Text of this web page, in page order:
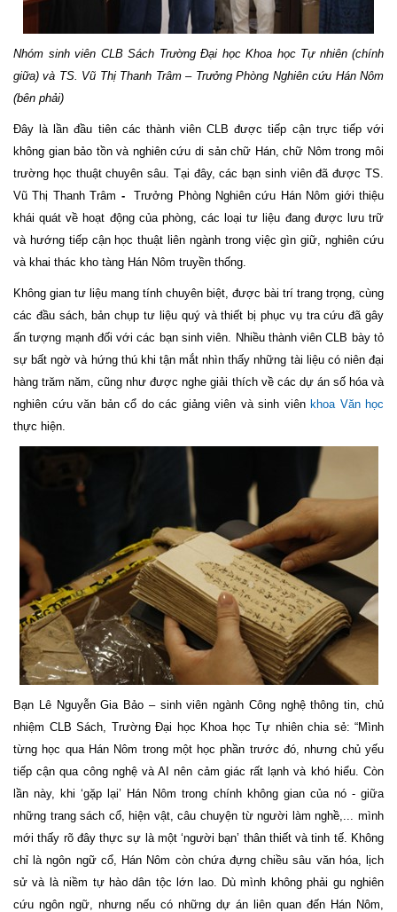
Nhóm sinh viên CLB Sách Trường Đại học Khoa học Tự nhiên (chính
giữa) và TS. Vũ Thị Thanh Trâm – TrưởngPhòng Nghiên cứu Hán Nôm
(bên phải)
Đây là lần đầu tiên các thành viên CLB được tiếp cận trực tiếp với
không gian bảo tồn và nghiên cứu di sản chữ Hán, chữ Nôm trong môi
trường học thuật chuyên sâu. Tại đây, các bạn sinh viên đã được TS.
Vũ Thị Thanh Trâm -
Trưởng Phòng Nghiên cứu Hán Nôm giới thiệu
khái quát về hoạt động của phòng, các loại tư liệu đang được lưu trữ
và hướng tiếp cận học thuật liên ngành trong việc gìn giữ, nghiên cứu
và khai thác kho tàng Hán Nôm truyền thống.
Không gian tư liệu mang tính chuyên biệt, được bài trí trang trọng, cùng
các đầu sách, bản chụp tư liệu quý và thiết bị phục vụ tra cứu đã gây
ấn tượng mạnh đối với các bạn sinh viên. Nhiều thành viên CLB bày tỏ
sự bất ngờ và hứng thú khi tận mắt nhìn thấy những tài liệu có niên đại
hàng trăm năm, cũng như được nghe giải thích về các dự án số hóa và
nghiên cứu văn bản cổ do các giảng viên và sinh viên khoa Văn học
thực hiện.
Bạn Lê Nguyễn Gia Bảo – sinh viên ngành Công nghệ thông tin, chủ
nhiệm CLB Sách, Trường Đại học Khoa học Tự nhiên chia sẻ: “Mình
từng học qua Hán Nôm trong một học phần trước đó, nhưng chủ yếu
tiếp cận qua công nghệ và AI nên cảm giác rất lạnh và khó hiểu. Còn
lần này, khi ‘gặp lại’ Hán Nôm trong chính không gian của nó - giữa
những trang sách cổ, hiện vật, câu chuyện từ người làm nghề,... mình
mới thấy rõ đây thực sự là một ‘người bạn’ thân thiết và tinh tế. Không
chỉ là ngôn ngữ cổ, Hán Nôm còn chứa đựng chiều sâu văn hóa, lịch
sử và là niềm tự hào dân tộc lớn lao. Dù mình không phải gu nghiên
cứu ngôn ngữ, nhưng nếu có những dự án liên quan đến Hán Nôm,